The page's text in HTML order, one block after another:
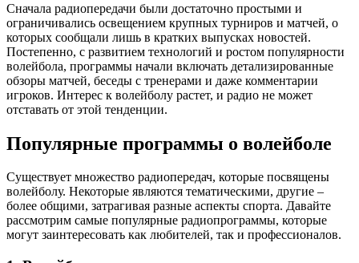
Сначала радиопередачи были достаточно простыми и
ограничивались освещением крупных турниров и матчей, о
которых сообщали лишь в кратких выпусках новостей.
Постепенно, с развитием технологий и ростом популярности
волейбола, программы начали включать детализированные
обзоры матчей, беседы с тренерами и даже комментарии
игроков. Интерес к волейболу растет, и радио не может
отставать от этой тенденции.
Популярные программы о волейболе
Существует множество радиопередач, которые посвящены
волейболу. Некоторые являются тематическими, другие –
более общими, затрагивая разные аспекты спорта. Давайте
рассмотрим самые популярные радиопрограммы, которые
могут заинтересовать как любителей, так и профессионалов.